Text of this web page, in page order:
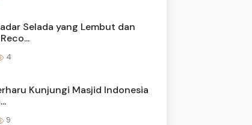
Selada yang Lembut dan
4
Kunjungi Masjid Indonesia
9